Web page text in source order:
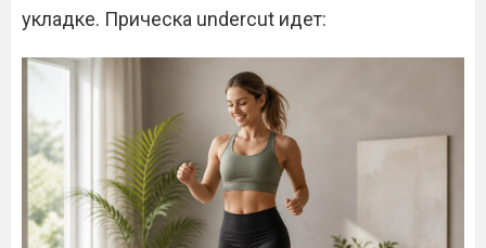
укладке. Прическа undercut идет: